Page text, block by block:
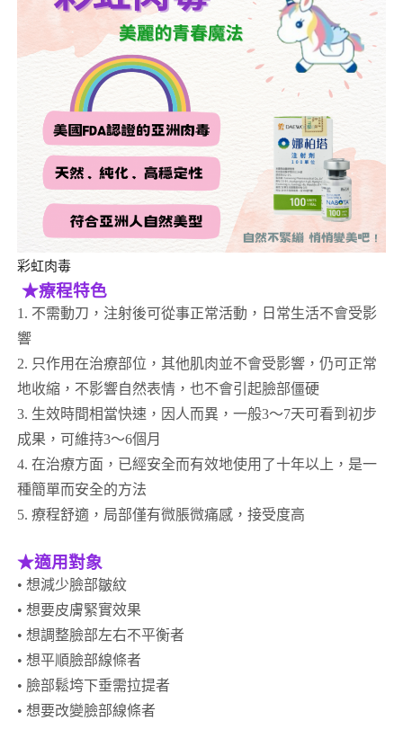
彩虹肉毒
★療程特色
1. 不需動刀，注射後可從事正常活動，日常生活不會受影
響
2. 只作用在治療部位，其他肌肉並不會受影響，仍可正常
地收縮，不影響自然表情，也不會引起臉部僵硬
3. 生效時間相當快速，因人而異，一般3～7天可看到初步
成果，可維持3～6個月
4. 在治療方面，已經安全而有效地使用了十年以上，是一
種簡單而安全的方法
5. 療程舒適，局部僅有微脹微痛感，接受度高
★適用對象
• 想減少臉部皺紋
• 想要皮膚緊實效果
• 想調整臉部左右不平衡者
• 想平順臉部線條者
• 臉部鬆垮下垂需拉提者
• 想要改變臉部線條者